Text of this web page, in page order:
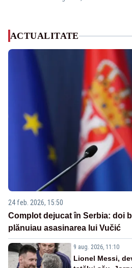
ACTUALITATE
24 feb. 2026, 15:50
Complot dejucat în Serbia: doi
plănuiau asasinarea lui Vučić
9 aug. 2026, 11:10
Lionel Messi,